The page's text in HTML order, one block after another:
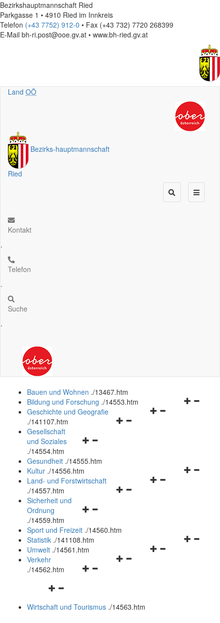
Bezirkshauptmannschaft Ried
Parkgasse 1 • 4910 Ried im Innkreis
Telefon (+43 7752) 912-0 • Fax (+43 732) 7720 268399
E-Mail bh-ri.post@ooe.gv.at • www.bh-ried.gv.at
Land OÖ
Bezirks-hauptmannschaft
Ried
Kontakt
.
Telefon
.
Suche
.
Bauen und Wohnen ./13467.htm
Navigationsmenü
Bildung und Forschung ./14553.htm
Navigationsmenü
Geschichte und Geografie
./141107.htm
Navigationsmenü
und
schließen
Gesellschaft
und Soziales
./14554.htm
Gesundheit ./14555.htm
Navigationsmenü
Kultur ./14556.htm
Navigationsmenü
Land- und Forstwirtschaft
./14557.htm
Navigationsmenü
und
schließen
Sicherheit und
Ordnung
./14559.htm
Sport und Freizeit ./14560.htm
Navigationsmenü
Statistik ./141108.htm
Navigationsmenü
Umwelt ./14561.htm
Navigationsmenü
Verkehr
./14562.htm
Navigationsmenü
und
Wirtschaft und Tourismus ./14563.htm